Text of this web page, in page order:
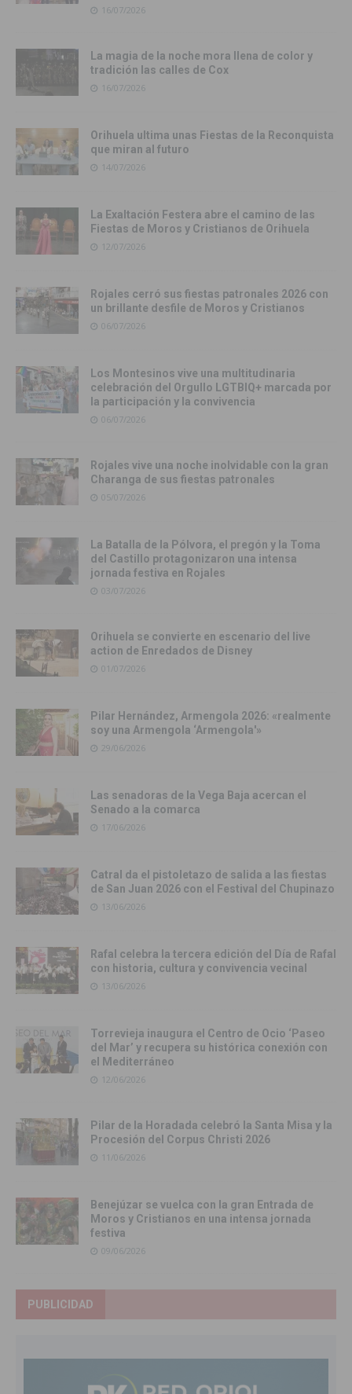
16/07/2026
La magia de la noche mora llena de color y
tradición las calles de Cox
16/07/2026
Orihuela ultima unas Fiestas de la Reconquista
que miran al futuro
14/07/2026
La Exaltación Festera abre el camino de las
Fiestas de Moros y Cristianos de Orihuela
12/07/2026
Rojales cerró sus fiestas patronales 2026 con
un brillante desfile de Moros y Cristianos
06/07/2026
Los Montesinos vive una multitudinaria
celebración del Orgullo LGTBIQ+ marcada por
la participación y la convivencia
06/07/2026
Rojales vive una noche inolvidable con la gran
Charanga de sus fiestas patronales
05/07/2026
La Batalla de la Pólvora, el pregón y la Toma
del Castillo protagonizaron una intensa
jornada festiva en Rojales
03/07/2026
Orihuela se convierte en escenario del live
action de Enredados de Disney
01/07/2026
Pilar Hernández, Armengola 2026: «realmente
soy una Armengola ‘Armengola'»
29/06/2026
Las senadoras de la Vega Baja acercan el
Senado a la comarca
17/06/2026
Catral da el pistoletazo de salida a las fiestas
de San Juan 2026 con el Festival del Chupinazo
13/06/2026
Rafal celebra la tercera edición del Día de Rafal
con historia, cultura y convivencia vecinal
13/06/2026
Torrevieja inaugura el Centro de Ocio ‘Paseo
del Mar’ y recupera su histórica conexión con
el Mediterráneo
12/06/2026
Pilar de la Horadada celebró la Santa Misa y la
Procesión del Corpus Christi 2026
11/06/2026
Benejúzar se vuelca con la gran Entrada de
Moros y Cristianos en una intensa jornada
festiva
09/06/2026
PUBLICIDAD